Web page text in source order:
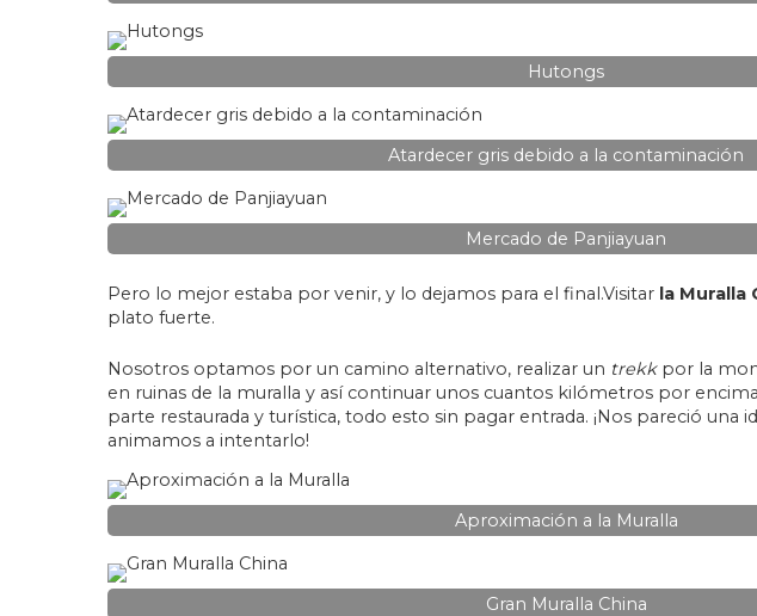
Hutongs
Atardecer gris debido a la contaminación
Mercado de Panjiayuan
Pero lo mejor estaba por venir, y lo dejamos para el final.Visitar la Muralla
plato fuerte.
Nosotros optamos por un camino alternativo, realizar un trekkpor la
en ruinas de la muralla y así continuar unos cuantos kilómetros por
parte restaurada y turística, todo esto sin pagar entrada. ¡Nos pareció una
animamos a intentarlo!
Aproximación a la Muralla
Gran Muralla China